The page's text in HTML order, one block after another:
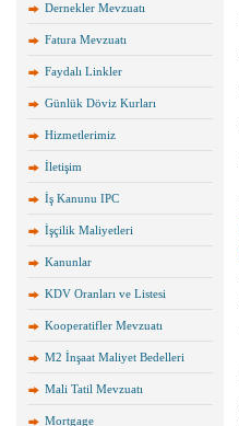
Dernekler Mevzuatı
Fatura Mevzuatı
Faydalı Linkler
Günlük Döviz Kurları
Hizmetlerimiz
İletişim
İş Kanunu IPC
İşçilik Maliyetleri
Kanunlar
KDV Oranları ve Listesi
Kooperatifler Mevzuatı
M2 İnşaat Maliyet Bedelleri
Mali Tatil Mevzuatı
Mortgage